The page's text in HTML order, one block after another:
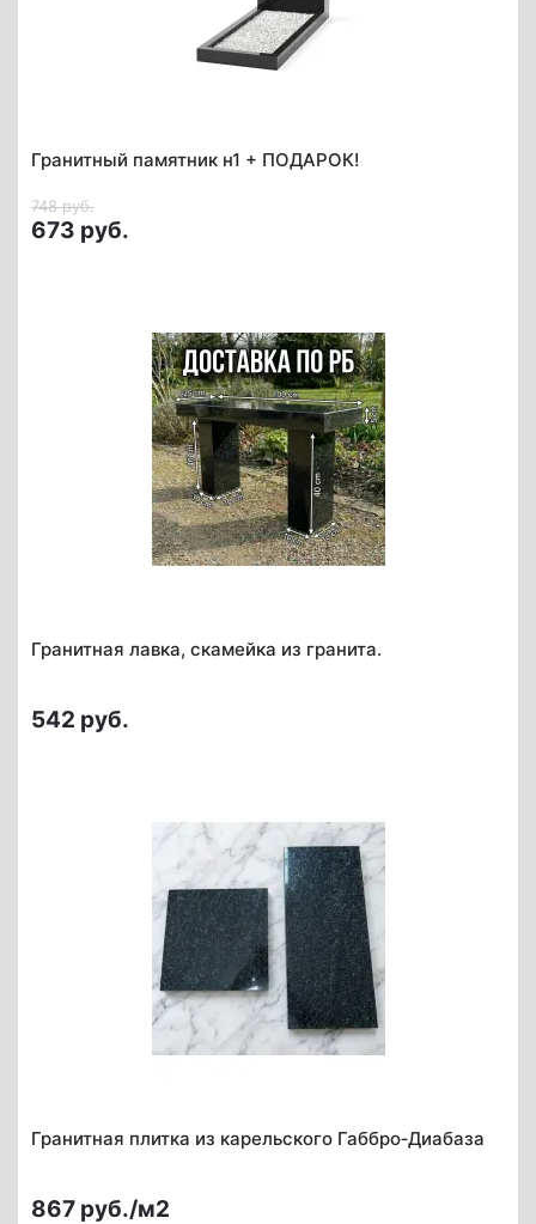
Гранитный памятник н1 + ПОДАРОК!
748 руб.
673 руб.
Гранитная лавка, скамейка из гранита.
542 руб.
Гранитная плитка из карельского Габбро‑Диабаза
867 руб./м2